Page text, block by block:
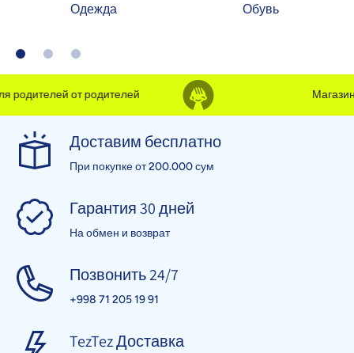
Одежда Обувь
от родителей Магазин
Доставим бесплатно
При покупке от 200.000 сум
Гарантия 30 дней
На обмен и возврат
Позвонить 24/7
+998 71 205 19 91
TezTez Доставка